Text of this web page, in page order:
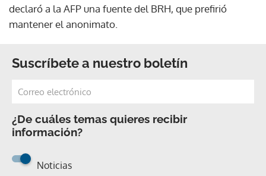
declaró a la AFP una fuente del BRH, que prefirió
mantener el anonimato.
Suscríbete a nuestro boletín
¿De cuáles temas quieres recibir
información?
Noticias